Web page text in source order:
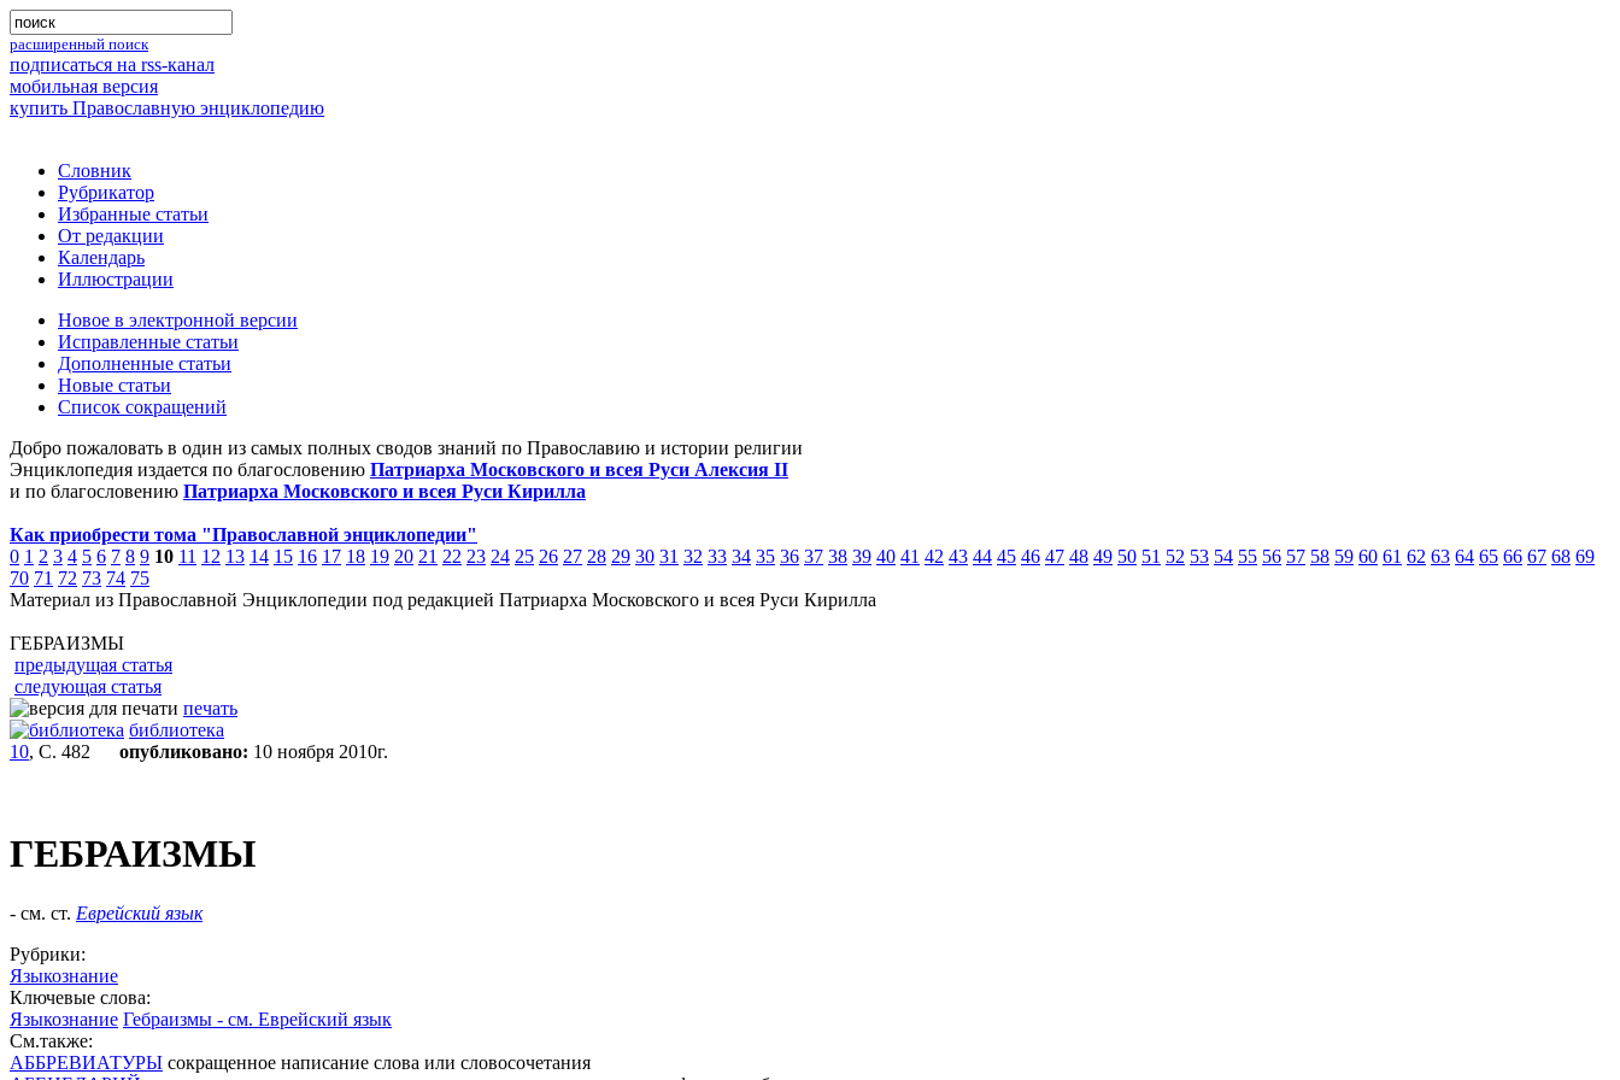
расширенный поиск
подписаться на rss-канал
мобильная версия
купить Православную энциклопедию
Словник
Рубрикатор
Избранные статьи
От редакции
Календарь
Иллюстрации
Новое в электронной версии
Исправленные статьи
Дополненные статьи
Новые статьи
Список сокращений
Добро пожаловать в один из самых полных сводов знаний по Православию и истории религии
Энциклопедия издается по благословению Патриарха Московского и всея Руси Алексия II
и по благословению Патриарха Московского и всея Руси Кирилла
Как приобрести тома "Православной энциклопедии"
0 1 2 3 4 5 6 7 8 9 10 11 12 13 14 15 16 17 18 19 20 21 22 23 24 25 26 27 28 29 30 31 32 33 34 35 36 37 38 39 40 41 42 43 44 45 46 47 48 49 50 51 52 53 54 55 56 57 58 59 60 61 62 63 64 65 66 67 68 69
70 71 72 73 74 75
Материал из Православной Энциклопедии под редакцией Патриарха Московского и всея Руси Кирилла
ГЕБРАИЗМЫ
предыдущая статья
следующая статья
печать
библиотека
10, С. 482 опубликовано: 10 ноября 2010г.
ГЕБРАИЗМЫ
- см. ст. Еврейский язык
Рубрики:
Языкознание
Ключевые слова:
Языкознание Гебраизмы - см. Еврейский язык
См.также:
АББРЕВИАТУРЫ сокращенное написание слова или словосочетания